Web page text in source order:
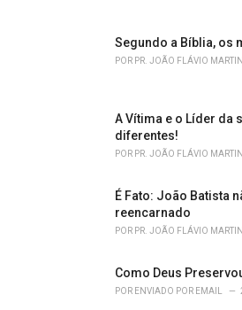
Segundo a Bíblia, os
POR PR. JOÃO FLÁVIO
A Vítima e o Líder da
diferentes!
POR PR. JOÃO FLÁVIO
É Fato: João Batista
reencarnado
POR PR. JOÃO FLÁVIO
Como Deus
POR ENVIADO POR EMAIL